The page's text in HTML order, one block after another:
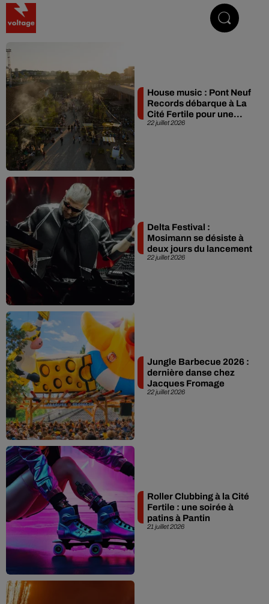
22 juillet 2026
House music : Pont Neuf
Records débarque à La
Cité Fertile pour une...
22 juillet 2026
Delta Festival :
Mosimann se désiste à
deux jours du lancement
22 juillet 2026
Jungle Barbecue 2026 :
dernière danse chez
Jacques Fromage
21 juillet 2026
Roller Clubbing à la Cité
Fertile : une soirée à
patins à Pantin